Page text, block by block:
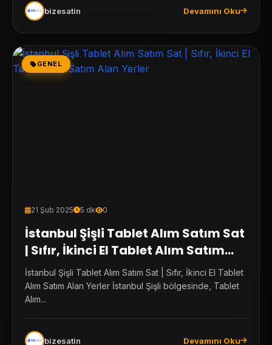
bizesatin Devamını Oku
GENEL
21 Şub 2025 5 dk 0
İstanbul Şişli Tablet Alım Satım Sat
| Sıfır, İkinci El Tablet Alım Satım
Alan Yerler
İstanbul Şişli Tablet Alım Satım Sat | Sıfır, İkinci El Tablet
Alım Satım Alan Yerler İstanbul Şişli bölgesinde, Tablet
Alım...
bizesatin Devamını Oku